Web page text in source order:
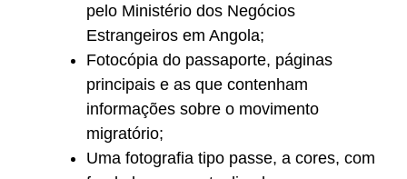
pelo Ministério dos Negócios
Estrangeiros em Angola;
Fotocópia do passaporte, páginas
principais e as que contenham
informações sobre o movimento
migratório;
Uma fotografia tipo passe, a cores, com